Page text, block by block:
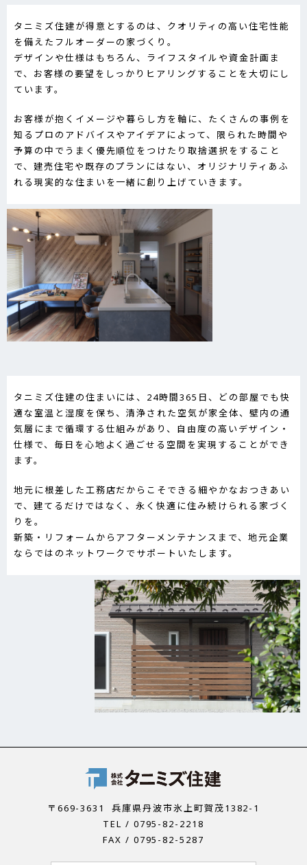
タニミズ住建が得意とするのは、クオリティの高い住宅性能
を備えたフルオーダーの家づくり。
デザインや仕様はもちろん、ライフスタイルや資金計画ま
で、お客様の要望をしっかりヒアリングすることを大切にし
ています。
お客様が抱くイメージや暮らし方を軸に、たくさんの事例を
知るプロのアドバイスやアイデアによって、限られた時間や
予算の中でうまく優先順位をつけたり取捨選択をすること
で、建売住宅や既存のプランにはない、オリジナリティあふ
れる現実的な住まいを一緒に創り上げていきます。
タニミズ住建の住まいには、24時間365日、どの部屋でも快
適な室温と湿度を保ち、清浄された空気が家全体、壁内の通
気層にまで循環する仕組みがあり、自由度の高いデザイン・
仕様で、毎日を心地よく過ごせる空間を実現することができ
ます。
地元に根差した工務店だからこそできる細やかなおつきあい
で、建てるだけではなく、永く快適に住み続けられる家づく
りを。
新築・リフォームからアフターメンテナンスまで、地元企業
ならではのネットワークでサポートいたします。
〒669-3631
兵庫県丹波市氷上町賀茂1382-1
TEL / 0795-82-2218
FAX / 0795-82-5287